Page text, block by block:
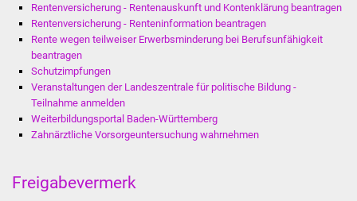
Projekte
Sanierung Hallenbad
Sanierung Bizethalle
Rentenversicherung - Rentenauskunft und Kontenklärung beantragen
Rentenversicherung - Renteninformation beantragen
Rente wegen teilweiser Erwerbsminderung bei Berufsunfähigkeit
beantragen
Schutzimpfungen
Veranstaltungen der Landeszentrale für politische Bildung -
Teilnahme anmelden
Weiterbildungsportal Baden-Württemberg
Zahnärztliche Vorsorgeuntersuchung wahrnehmen
Freigabevermerk